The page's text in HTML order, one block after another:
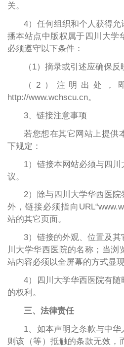
关。
4）任何组织和个人获得
播本站点中版权属于四川大学
必须遵守以下条件：
（1）摘录或引述应确保反
（2）注明出处，
http://www.wchscu.cn。
3、链接注意事项
若您想在其它网站上提供
下规定：
1）链接本网站必须与四
议。
2）除与四川大学华西医
外，链接必须指向
站的其它页面。
3）链接的外观、位置及
川大学华西医院的名称；当浏
站内容必须以全屏幕的方式显现
4）四川大学华西医院有
的权利。
三、法律责任
1、如本声明之条款与中华
则该（等）抵触的条款无效，